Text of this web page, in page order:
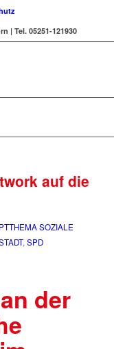
| Tel. 05251-121930
auf die
SOZIALE
, SPD
der